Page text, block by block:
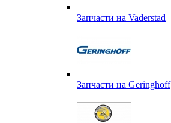
Запчасти на Vaderstad
Запчасти на Geringhoff